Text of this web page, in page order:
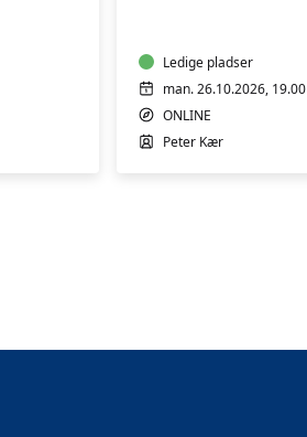
højskole
over
6
mandage
Ledige pladser
man. 26.10.2026, 19.00
ONLINE
Peter Kær